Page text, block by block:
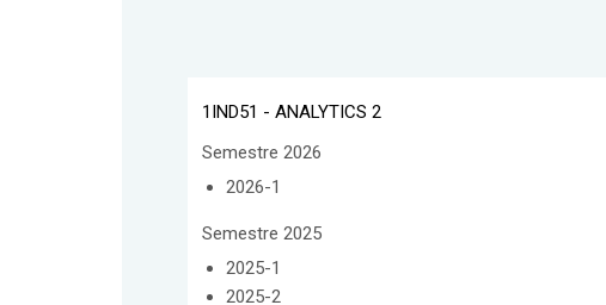
1IND51 - ANALYTICS 2
Semestre 2026
2026-1
Semestre 2025
2025-1
2025-2